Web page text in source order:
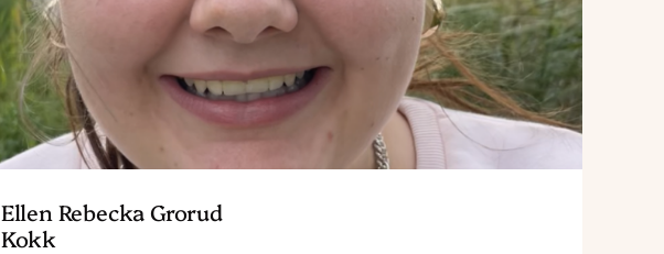
Ellen Rebecka Grorud
Kokk